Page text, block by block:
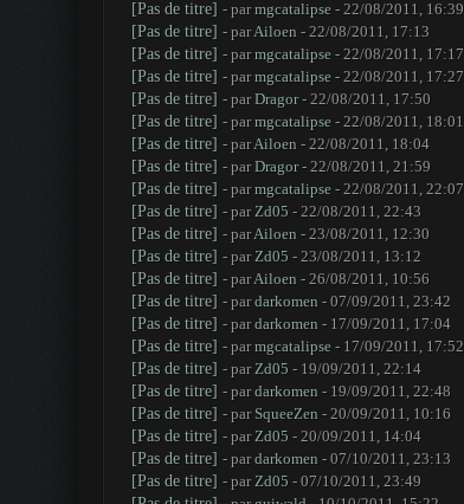
[Pas de titre] - parmgcatalipse- 22/08/2011, 16:39
[Pas de titre] - parAiloen - 22/08/2011, 17:13
[Pas de titre] - parmgcatalipse- 22/08/2011, 17:17
[Pas de titre] - parmgcatalipse- 22/08/2011, 17:27
[Pas de titre] - parDragor- 22/08/2011, 17:50
[Pas de titre] - parmgcatalipse- 22/08/2011, 18:01
[Pas de titre] - parAiloen - 22/08/2011, 18:04
[Pas de titre] - parDragor- 22/08/2011, 21:59
[Pas de titre] - parmgcatalipse- 22/08/2011, 22:07
[Pas de titre] - parZd05 - 22/08/2011, 22:43
[Pas de titre] - parAiloen - 23/08/2011, 12:30
[Pas de titre] - parZd05 - 23/08/2011, 13:12
[Pas de titre] - parAiloen - 26/08/2011, 10:56
[Pas de titre] - pardarkomen - 07/09/2011, 23:42
[Pas de titre] - pardarkomen - 17/09/2011, 17:04
[Pas de titre] - parmgcatalipse- 17/09/2011, 17:52
[Pas de titre] - parZd05 - 19/09/2011, 22:14
[Pas de titre] - pardarkomen - 19/09/2011, 22:48
[Pas de titre] - par SqueeZen - 20/09/2011, 10:16
[Pas de titre] - parZd05 - 20/09/2011, 14:04
[Pas de titre] - pardarkomen - 07/10/2011, 23:13
[Pas de titre] - parZd05 - 07/10/2011, 23:49